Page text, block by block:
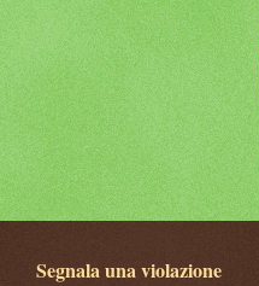
Segnala una violazione